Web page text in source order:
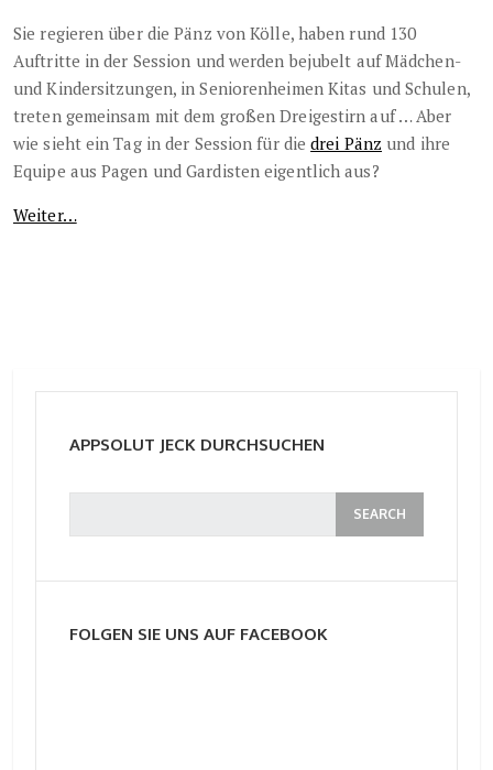
Sie regieren über die Pänz von Kölle, haben rund 130
Auftritte in der Session und werden bejubelt auf Mädchen-
und Kindersitzungen, in Seniorenheimen Kitas und Schulen,
treten gemeinsam mit dem großen Dreigestirn auf … Aber
wie sieht ein Tag in der Session für diedrei Pänz und ihre
Equipe aus Pagen und Gardisten eigentlich aus?
Weiter…
APPSOLUT JECK DURCHSUCHEN
FOLGEN SIE UNS AUF FACEBOOK